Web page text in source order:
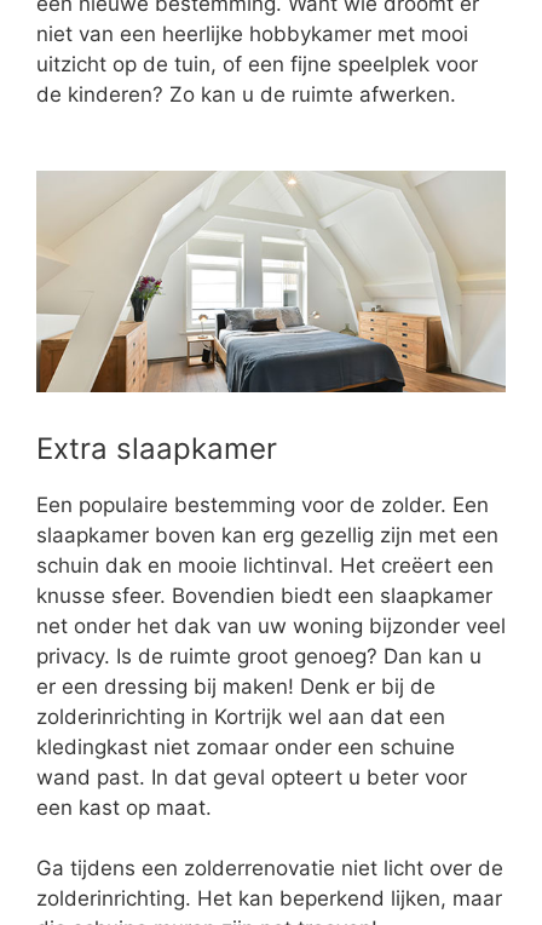
niet van een heerlijke hobbykamer met mooi
uitzicht op de tuin, of een fijne speelplek voor
de kinderen? Zo kan u de ruimte afwerken.
Extra slaapkamer
Een populaire bestemming voor de zolder. Een
slaapkamer boven kan erg gezellig zijn met een
schuin dak en mooie lichtinval. Het creëert een
knusse sfeer. Bovendien biedt een slaapkamer
net onder het dak van uw woning bijzonder veel
privacy. Is de ruimte groot genoeg? Dan kan u
er een dressing bij maken! Denk er bij de
zolderinrichting in Kortrijk wel aan dat een
kledingkast niet zomaar onder een schuine
wand past. In dat geval opteert u beter voor
een kast op maat.
Ga tijdens een zolderrenovatie niet licht over de
zolderinrichting. Het kan beperkend lijken, maar